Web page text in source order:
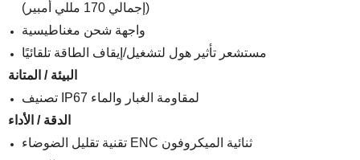
(إجمالي 170 مللي أمبير)
واجهة شحن مغناطيسية
مستشعر تأثير هول لتشغيل/إيقاف الطاقة تلقائيًا
البيئة / المتانة
تصنيف IP67 لمقاومة الغبار والماء
الدقة / الأداء
تقنية تقليل الضوضاء ENC ثنائية الميكروفون